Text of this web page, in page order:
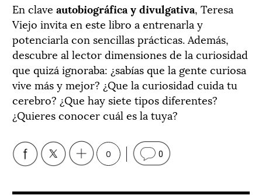
En clave autobiográfica y divulgativa, Teresa
Viejo invita en este libro a entrenarla y
potenciarla con sencillas prácticas. Además,
descubre al lector dimensiones de la curiosidad
que quizá ignoraba: ¿sabías que la gente curiosa
vive más y mejor? ¿Que la curiosidad cuida tu
cerebro? ¿Que hay siete tipos diferentes?
¿Quieres conocer cuál es la tuya?
0 0